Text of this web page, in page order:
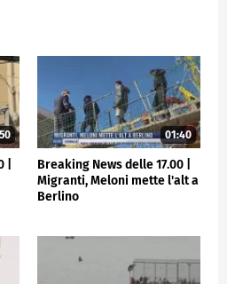
01:40
Breaking News delle 17.00 |
Migranti, Meloni mette l'alt a
Berlino